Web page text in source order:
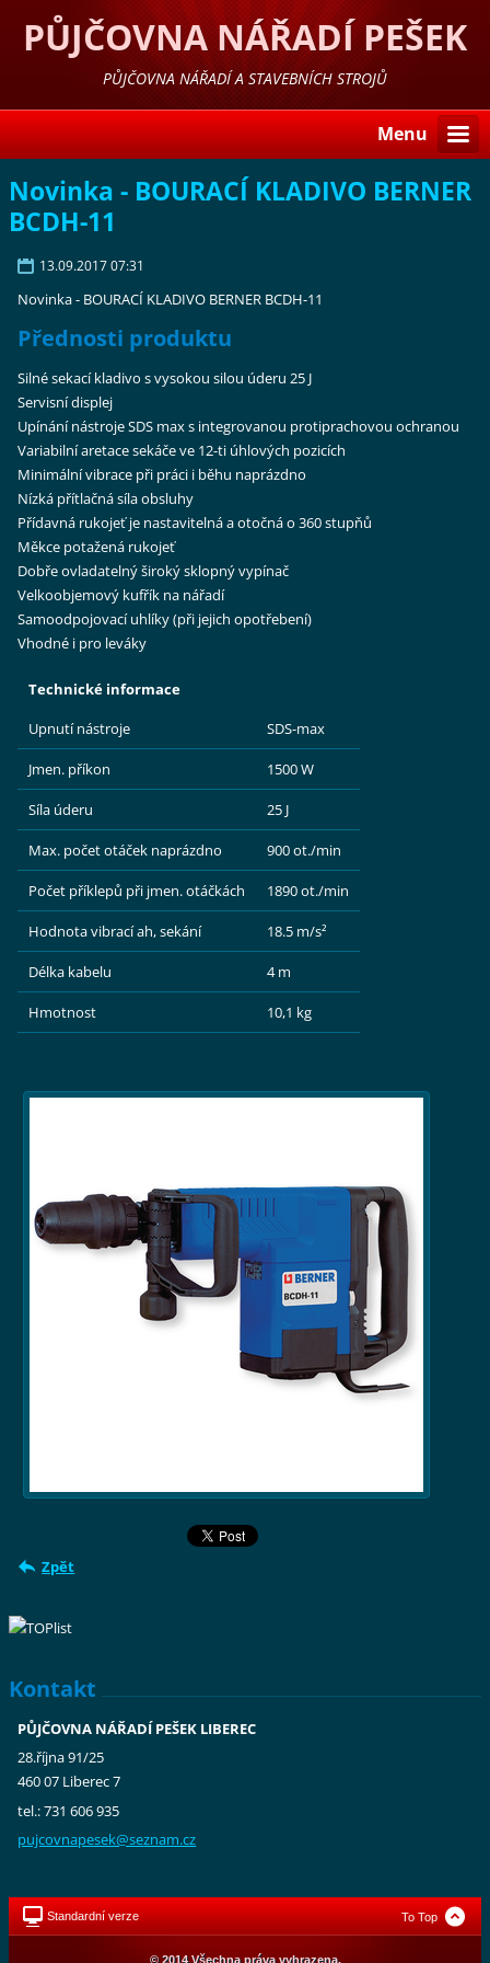
PŮJČOVNA NÁŘADÍ PEŠEK
LIBEREC
PŮJČOVNA NÁŘADÍ A STAVEBNÍCH STROJŮ
Menu
Novinka - BOURACÍ KLADIVO BERNER
BCDH-11
13.09.2017 07:31
Novinka - BOURACÍ KLADIVO BERNER BCDH-11
Přednosti produktu
Silné sekací kladivo s vysokou silou úderu 25 J
Servisní displej
Upínání nástroje SDS max s integrovanou protiprachovou ochranou
Variabilní aretace sekáče ve 12-ti úhlových pozicích
Minimální vibrace při práci i běhu naprázdno
Nízká přítlačná síla obsluhy
Přídavná rukojeť je nastavitelná a otočná o 360 stupňů
Měkce potažená rukojeť
Dobře ovladatelný široký sklopný vypínač
Velkoobjemový kufřík na nářadí
Samoodpojovací uhlíky (při jejich opotřebení)
Vhodné i pro leváky
Technické informace
Upnutí nástroje
SDS-max
Jmen. příkon 1500 W
Síla úderu 25 J
Max. počet otáček naprázdno 900 ot./min
Počet příklepů při jmen. otáčkách 1890 ot./min
Hodnota vibrací ah, sekání 18.5 m/s²
Délka kabelu 4 m
Hmotnost 10,1 kg
Zpět
Kontakt
PŮJČOVNA NÁŘADÍ PEŠEK LIBEREC
28.října 91/25
460 07 Liberec 7
tel.: 731 606 935
pujcovnapesek@seznam.cz
Standardní verze To Top
© 2014 Všechna práva vyhrazena.